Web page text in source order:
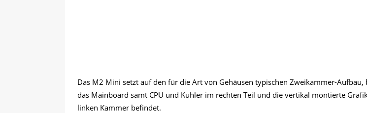
Das M2 Mini setzt auf den für die Art von Gehäusen typischen Zweikammer-Aufbau,
das Mainboard samt CPU und Kühler im rechten Teil und die vertikal montierte
linken Kammer befindet.